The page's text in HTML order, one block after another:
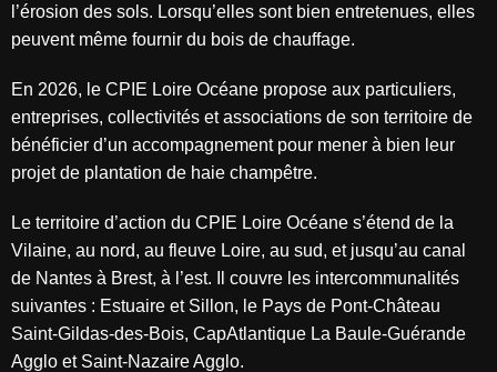
l’érosion des sols. Lorsqu’elles sont bien entretenues, elles
peuvent même fournir du bois de chauffage.
En 2026, le CPIE Loire Océane propose aux particuliers,
entreprises, collectivités et associations de son territoire de
bénéficier d’un accompagnement pour mener à bien leur
projet de plantation de haie champêtre.
Le territoire d’action du CPIE Loire Océane s’étend de la
Vilaine, au nord, au fleuve Loire, au sud, et jusqu’au canal
de Nantes à Brest, à l’est. Il couvre les intercommunalités
suivantes : Estuaire et Sillon, le Pays de Pont-Château
Saint-Gildas-des-Bois, CapAtlantique La Baule-Guérande
Agglo et Saint-Nazaire Agglo.